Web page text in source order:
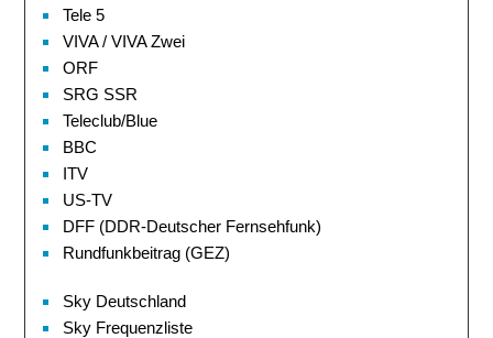
Tele 5
VIVA / VIVA Zwei
ORF
SRG SSR
Teleclub/Blue
BBC
ITV
US-TV
DFF (DDR-Deutscher Fernsehfunk)
Rundfunkbeitrag (GEZ)
Sky Deutschland
Sky Frequenzliste